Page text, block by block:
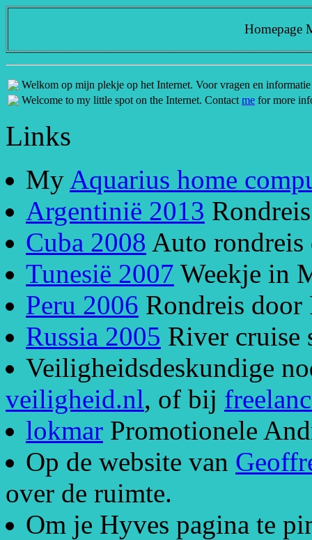
Homepage
Welkom op mijn plekje op het Internet. Voor vragen en
Welcome to my little spot on the Internet. Contact me for more
Links
My Aquarius home
Argentinië 2013
Cuba 2008 Auto rondreis
Tunesië 2007 Weekje in
Peru 2006 Rondreis door
Russia 2005 River cruise
Veiligheidsdeskundige
veiligheid.nl, of bij
lokmar Promotionele
Op de website van
over de ruimte.
Om je Hyves pagina te